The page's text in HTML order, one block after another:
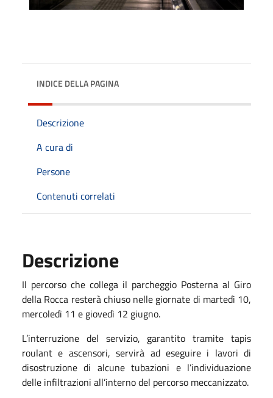
INDICE DELLA PAGINA
Descrizione
A cura di
Persone
Contenuti correlati
Descrizione
Il percorso che collega il parcheggio Posterna al Giro
della Rocca resterà chiuso nelle giornate di martedì 10,
mercoledì 11 e giovedì 12 giugno.
L’interruzione del servizio, garantito tramite tapis
roulant e ascensori, servirà ad eseguire i lavori di
disostruzione di alcune tubazioni e l’individuazione
delle infiltrazioni all’interno del percorso meccanizzato.